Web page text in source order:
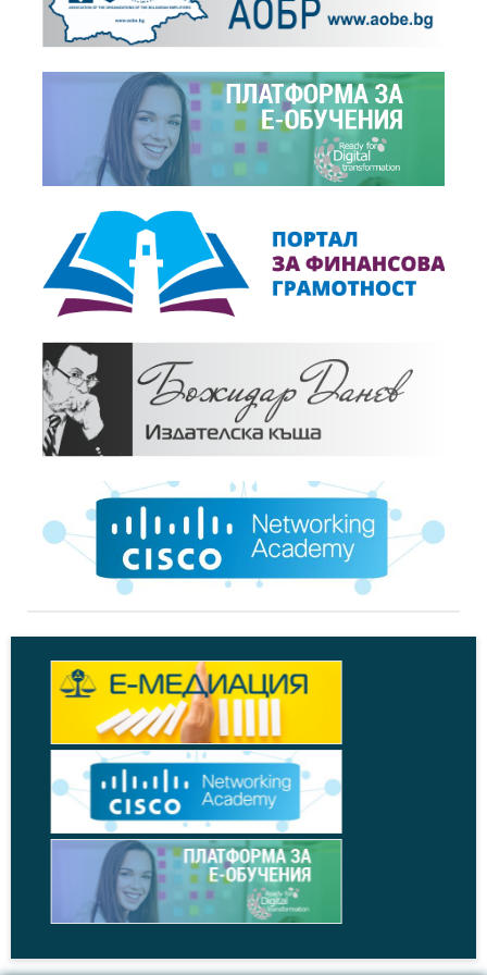
Новини, 22.07.2016
Новини, 05.07.2016
„СТИГА ВЕЧЕ!“ 5: МВР 2
+
Новини, 18.04.2016
"СТИГА ВЕЧЕ!" 4: ЗАКОНОДАТЕЛНА ДЕЙНОСТ...
+
Новини, 05.02.2016
"СТИГА ВЕЧЕ!" 3: БЪЛГАРСКОТО ОБРАЗОВАНИЕ
Новини, 21.01.2016
"СТИГА ВЕЧЕ!" 2: След като се сринаха цените...
Новини, 20.01.2016
„СТИГА ВЕЧЕ!“ 1: МВР (допълнение)
+
Новини, 14.01.2016
СТИГА ВЕЧЕ! 1: Ефективността на МВР в числа
"СТИГА ВЕЧЕ!"